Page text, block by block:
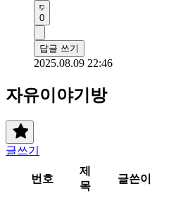
0
답글 쓰기
2025.08.09 22:46
자유이야기방
글쓰기
번호
제
목
글쓴이